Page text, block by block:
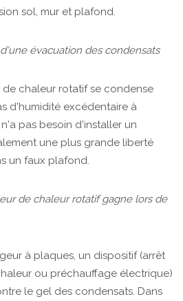
sol, mur et plafond.
évacuation des condensats
chaleur rotatif se condense
d'humidité excédentaire à
pas besoin d'installer un
une plus grande liberté
un faux plafond.
de chaleur rotatif gagne lors de
à plaques, un dispositif (arrêt
ou préchauffage électrique)
le gel des condensats. Dans